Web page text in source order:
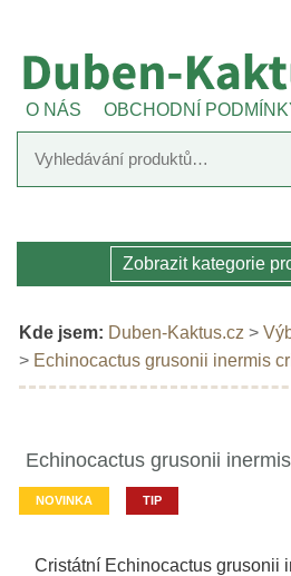
O NÁS OBCHODNÍ
Zobrazit kategorie
Kde jsem: Duben-Kaktus.cz >
> Echinocactus grusonii inermis
Echinocactus grusonii
NOVINKA TIP
Cristátní Echinocactus grusonii